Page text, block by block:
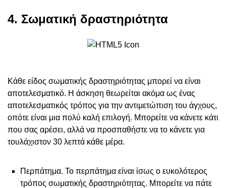
4. Σωματική δραστηριότητα
Κάθε είδος σωματικής δραστηριότητας μπορεί να είναι
αποτελεσματικό. Η άσκηση θεωρείται ακόμα ως ένας
αποτελεσματικός τρόπος για την αντιμετώπιση του άγχους,
οπότε είναι μια πολύ καλή επιλογή. Μπορείτε να κάνετε κάτι
που σας αρέσει, αλλά να προσπαθήστε να το κάνετε για
τουλάχιστον 30 λεπτά κάθε μέρα.
Περπάτημα. Το περπάτημα είναι ίσως ο ευκολότερος
τρόπος σωματικής δραστηριότητας. Μπορείτε να πάτε